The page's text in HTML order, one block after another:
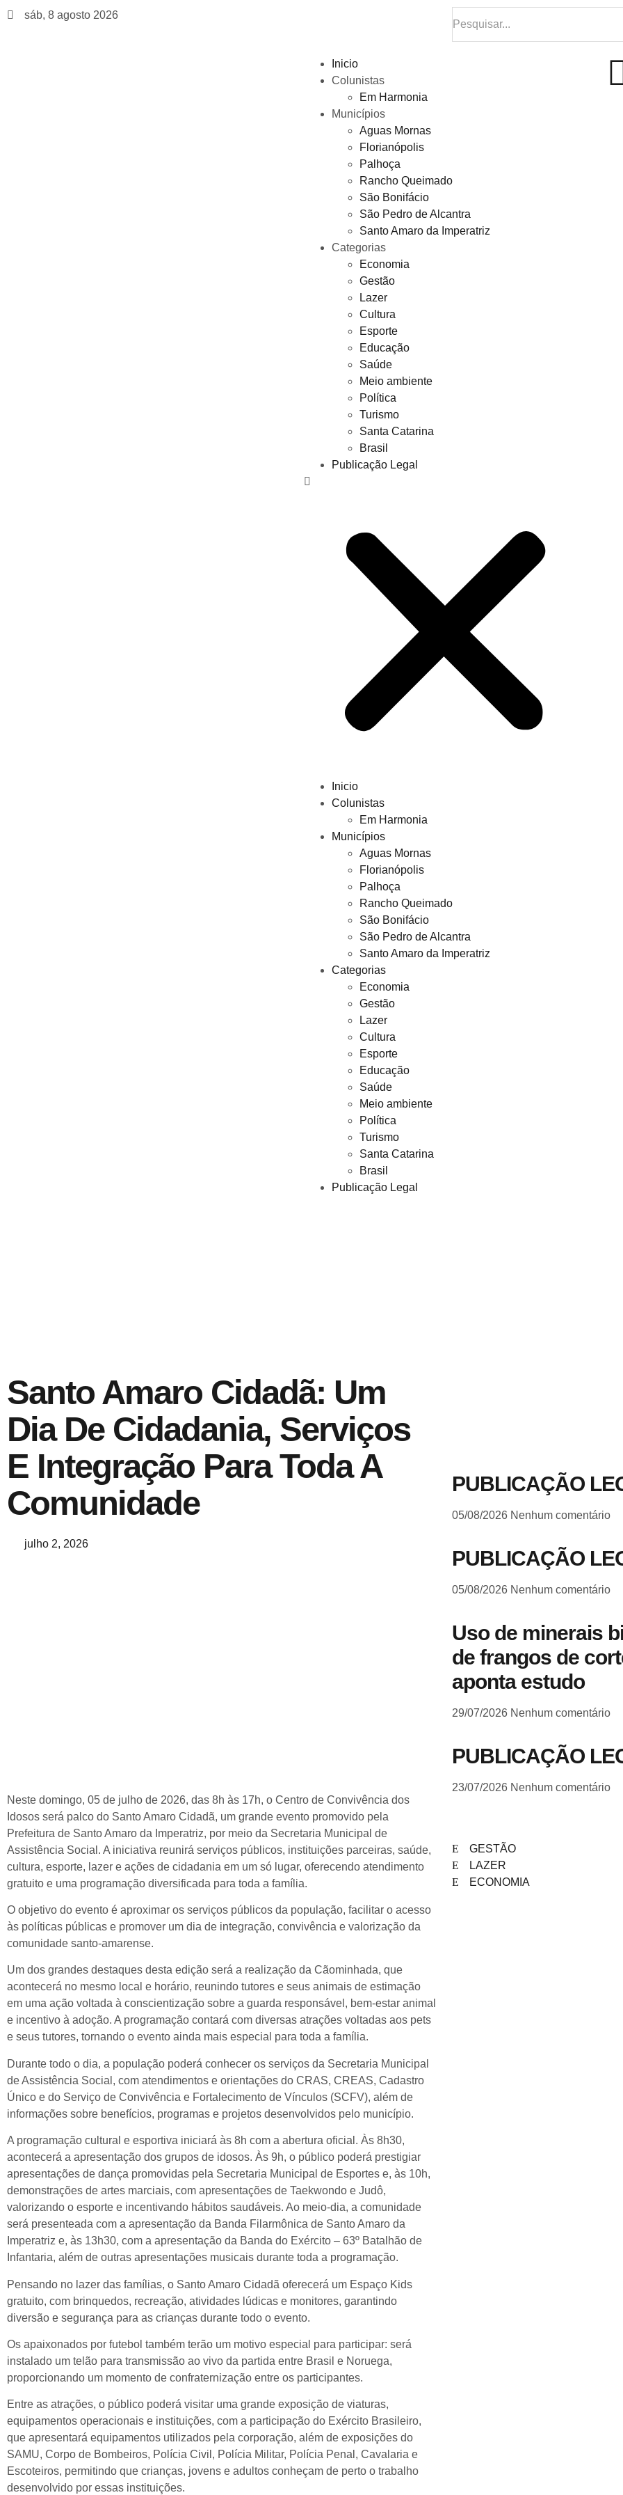
sáb, 8 agosto 2026
Inicio
Colunistas
Em Harmonia
Municípios
Aguas Mornas
Florianópolis
Palhoça
Rancho Queimado
São Bonifácio
São Pedro de Alcantra
Santo Amaro da Imperatriz
Categorias
Economia
Gestão
Lazer
Cultura
Esporte
Educação
Saúde
Meio ambiente
Política
Turismo
Santa Catarina
Brasil
Publicação Legal
Inicio
Colunistas
Em Harmonia
Municípios
Aguas Mornas
Florianópolis
Palhoça
Rancho Queimado
São Bonifácio
São Pedro de Alcantra
Santo Amaro da Imperatriz
Categorias
Economia
Gestão
Lazer
Cultura
Esporte
Educação
Saúde
Meio ambiente
Política
Turismo
Santa Catarina
Brasil
Publicação Legal
Santo Amaro Cidadã: Um
Dia De Cidadania, Serviços
E Integração Para Toda A
Comunidade
julho 2, 2026
Neste domingo, 05 de julho de 2026, das 8h às 17h, o Centro de Convivência dos
Idosos será palco do Santo Amaro Cidadã, um grande evento promovido pela
Prefeitura de Santo Amaro da Imperatriz, por meio da Secretaria Municipal de
Assistência Social. A iniciativa reunirá serviços públicos, instituições parceiras, saúde,
cultura, esporte, lazer e ações de cidadania em um só lugar, oferecendo atendimento
gratuito e uma programação diversificada para toda a família.
O objetivo do evento é aproximar os serviços públicos da população, facilitar o acesso
às políticas públicas e promover um dia de integração, convivência e valorização da
comunidade santo-amarense.
Um dos grandes destaques desta edição será a realização da Cãominhada, que
acontecerá no mesmo local e horário, reunindo tutores e seus animais de estimação
em uma ação voltada à conscientização sobre a guarda responsável, bem-estar animal
e incentivo à adoção. A programação contará com diversas atrações voltadas aos pets
e seus tutores, tornando o evento ainda mais especial para toda a família.
Durante todo o dia, a população poderá conhecer os serviços da Secretaria Municipal
de Assistência Social, com atendimentos e orientações do CRAS, CREAS, Cadastro
Único e do Serviço de Convivência e Fortalecimento de Vínculos (SCFV), além de
informações sobre benefícios, programas e projetos desenvolvidos pelo município.
A programação cultural e esportiva iniciará às 8h com a abertura oficial. Às 8h30,
acontecerá a apresentação dos grupos de idosos. Às 9h, o público poderá prestigiar
apresentações de dança promovidas pela Secretaria Municipal de Esportes e, às 10h,
demonstrações de artes marciais, com apresentações de Taekwondo e Judô,
valorizando o esporte e incentivando hábitos saudáveis. Ao meio-dia, a comunidade
será presenteada com a apresentação da Banda Filarmônica de Santo Amaro da
Imperatriz e, às 13h30, com a apresentação da Banda do Exército – 63º Batalhão de
Infantaria, além de outras apresentações musicais durante toda a programação.
Pensando no lazer das famílias, o Santo Amaro Cidadã oferecerá um Espaço Kids
gratuito, com brinquedos, recreação, atividades lúdicas e monitores, garantindo
diversão e segurança para as crianças durante todo o evento.
Os apaixonados por futebol também terão um motivo especial para participar: será
instalado um telão para transmissão ao vivo da partida entre Brasil e Noruega,
proporcionando um momento de confraternização entre os participantes.
Entre as atrações, o público poderá visitar uma grande exposição de viaturas,
equipamentos operacionais e instituições, com a participação do Exército Brasileiro,
que apresentará equipamentos utilizados pela corporação, além de exposições do
SAMU, Corpo de Bombeiros, Polícia Civil, Polícia Militar, Polícia Penal, Cavalaria e
Escoteiros, permitindo que crianças, jovens e adultos conheçam de perto o trabalho
desenvolvido por essas instituições.
PUBLICAÇÃO
05/08/2026 Nenhum comentário
PUBLICAÇÃO
05/08/2026 Nenhum comentário
Uso de minerais
de frangos de
aponta estudo
29/07/2026 Nenhum comentário
PUBLICAÇÃO
23/07/2026 Nenhum comentário
GESTÃO
LAZER
ECONOMIA